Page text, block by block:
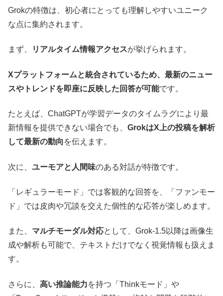
Grokの特徴は、初心者にとっても理解しやすいユニーク
な点に集約されます。
まず、 リアルタイム情報アクセスが挙げられます。
Xプラットフォームと統合されているため、最新のニュー
スやトレンドを即座に反映した回答が可能です。
たとえば、ChatGPTが学習データのタイムラグにより最
新情報を提供できない場合でも、 GrokはX上の投稿を解析
して最新の動向 を伝えます。
次に、 ユーモアと人間味のある対話が特徴です。
「レギュラーモード」では客観的な回答を、「ファンモー
ド」では皮肉や冗談を交えた個性的な応答が楽しめます。
また、 マルチモーダル対応として、Grok-1.5以降は画像生
成や解析も可能で、テキストだけでなく視覚情報も扱えま
す。
さらに、 高い推論能力を持つ「Thinkモード」や